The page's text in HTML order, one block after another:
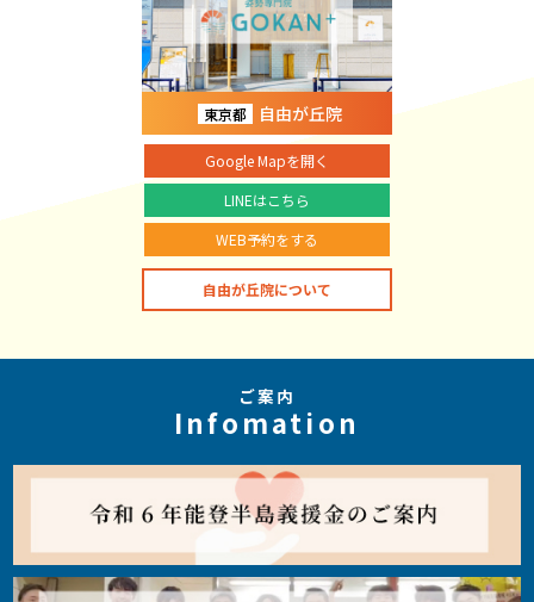
東京都 自由が丘院
Google Mapを開く
LINEはこちら
WEB予約をする
自由が丘院について
ご案内
Infomation